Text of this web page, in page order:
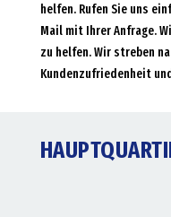
helfen. Rufen Sie uns
Mail mit Ihrer Anfrage.
zu helfen. Wir streben
Kundenzufriedenheit